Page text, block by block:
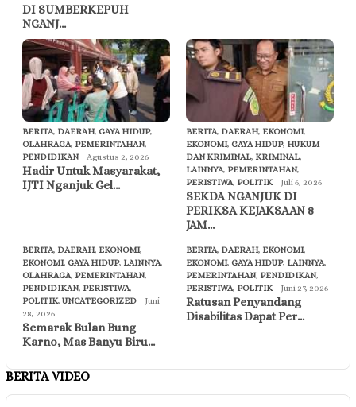
DI SUMBERKEPUH
NGANJ…
BERITA, DAERAH, GAYA HIDUP,
OLAHRAGA, PEMERINTAHAN,
PENDIDIKAN
Agustus 2, 2026
Hadir Untuk Masyarakat,
IJTI Nganjuk Gel…
BERITA, DAERAH, EKONOMI,
EKONOMI, GAYA HIDUP, HUKUM
DAN KRIMINAL, KRIMINAL,
LAINNYA, PEMERINTAHAN,
PERISTIWA, POLITIK Juli 6, 2026
SEKDA NGANJUK DI
PERIKSA KEJAKSAAN 8
JAM…
BERITA, DAERAH, EKONOMI,
EKONOMI, GAYA HIDUP, LAINNYA,
OLAHRAGA, PEMERINTAHAN,
PENDIDIKAN, PERISTIWA,
POLITIK, UNCATEGORIZED
Juni
28, 2026
Semarak Bulan Bung
Karno, Mas Banyu Biru…
BERITA, DAERAH, EKONOMI,
EKONOMI, GAYA HIDUP, LAINNYA,
PEMERINTAHAN, PENDIDIKAN,
PERISTIWA, POLITIK Juni 27, 2026
Ratusan Penyandang
Disabilitas Dapat Per…
BERITA VIDEO